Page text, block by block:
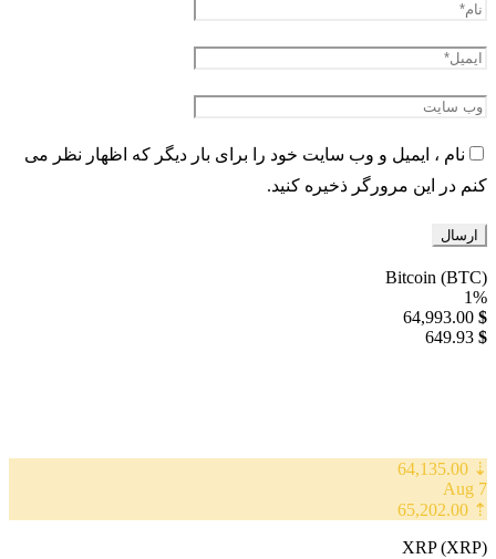
نام ، ایمیل و وب سایت خود را برای بار دیگر که اظهار نظر می
کنم در این مرورگر ذخیره کنید.
Bitcoin (BTC)
1%
$
64,993.00
$
649.93
⇣ 64,135.00
7 Aug
⇡ 65,202.00
XRP (XRP)